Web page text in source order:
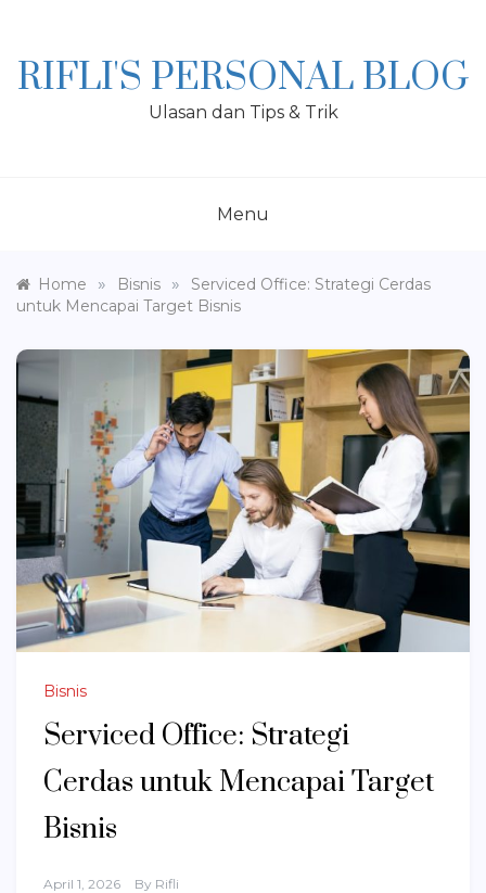
RIFLI'S PERSONAL BLOG
Ulasan dan Tips & Trik
Menu
Home » Bisnis »
Serviced Office: Strategi Cerdas
untuk Mencapai Target Bisnis
Bisnis
Serviced Office: Strategi
Cerdas untuk Mencapai Target
Bisnis
April 1, 2026 By Rifli